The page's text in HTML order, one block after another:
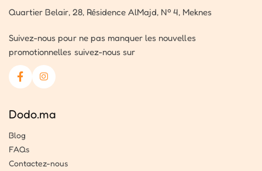
Quartier Belair, 28, Résidence AlMajd, Nº 4, Meknes
Suivez-nous pour ne pas manquer les nouvelles
promotionnelles suivez-nous sur
Dodo.ma
Blog
FAQs
Contactez-nous